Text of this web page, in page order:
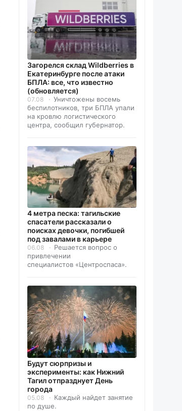
Загорелся склад Wildberries в
Екатеринбурге после атаки
БПЛА: все, что известно
(обновляется)
07.08
Уничтожены восемь
беспилотников, три БПЛА упали
на кровлю логистического
центра, сообщил губернатор.
4 метра песка: тагильские
спасатели рассказали о
поисках девочки, погибшей
под завалами в карьере
06.08
Решается вопрос о
привлечении
специалистов «Центроспаса».
Будут сюрпризы и
эксперименты: как Нижний
Тагил отпразднует День
города
05.08
Каждый найдет занятие
по душе.